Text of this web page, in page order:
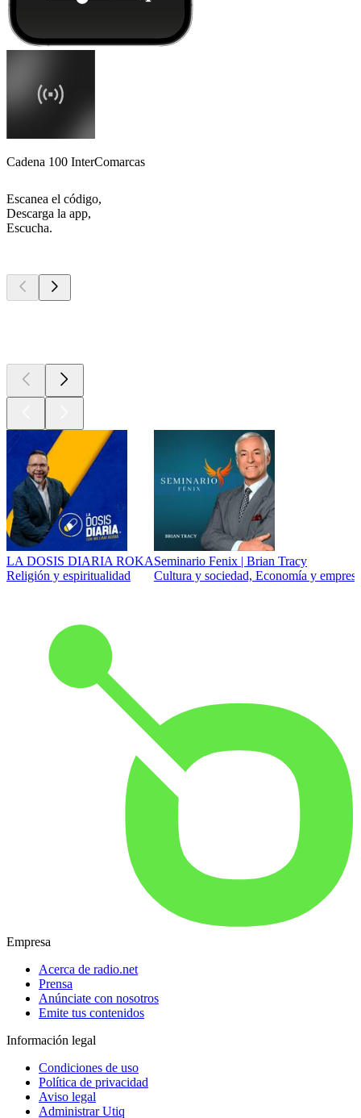
Cadena 100 InterComarcas
Escanea el código,
Descarga la app,
Escucha.
LA DOSIS DIARIA ROKA
Religión y espiritualidad
Seminario Fenix | Brian Tracy
Cultura y sociedad, Economía y
Empresa
Acerca de radio.net
Prensa
Anúnciate con nosotros
Emite tus contenidos
Información legal
Condiciones de uso
Política de privacidad
Aviso legal
Administrar Utiq